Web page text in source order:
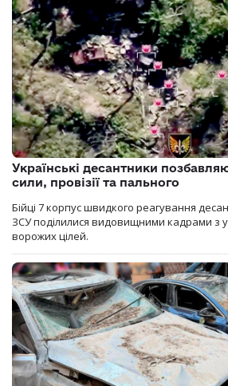
Українські десантники
сили, провізії та пального
Бійці 7 корпус швидкого реагування
ЗСУ поділилися видовищними кадрами з
ворожих цілей.